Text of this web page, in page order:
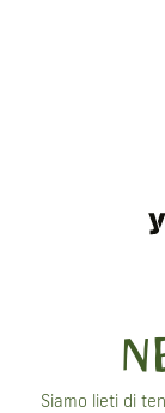
Siamo lieti di